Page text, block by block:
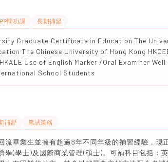
問功課 長期補習
Graduate Certificate in Education The
The Chinese University of Hong Kong
Use of English Marker /Oral Examiner
School Students
補習 應試策略
流畢業生並擁有超過8年不同年級的補習經驗，現
學(學士)及國際商業管理(碩士)。可補科目包括：